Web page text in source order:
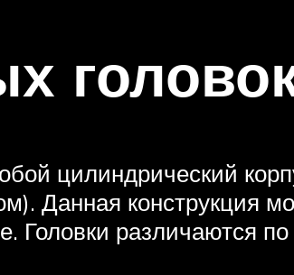
цилиндрический
Данная конструкция
Головки различаются